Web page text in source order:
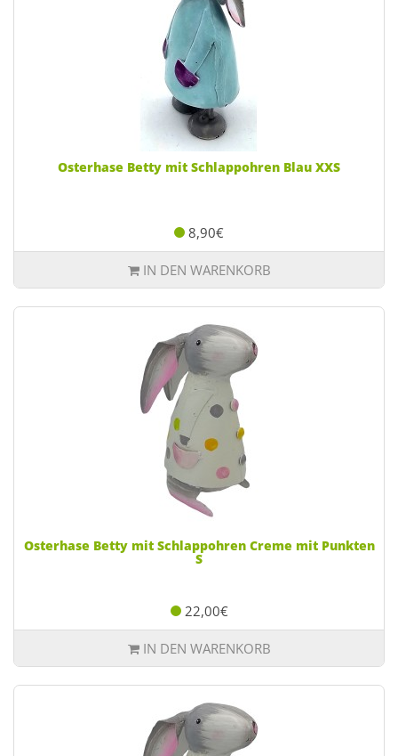
Osterhase Betty mit Schlappohren Blau XXS
8,90€
IN DEN WARENKORB
Osterhase Betty mit Schlappohren Creme mit Punkten
S
22,00€
IN DEN WARENKORB